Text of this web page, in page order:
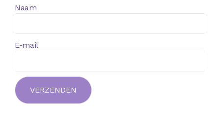
Naam
E-mail